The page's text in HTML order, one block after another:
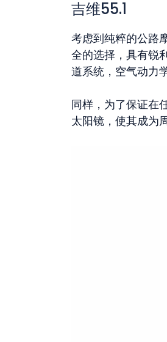
吉维55.1
考虑到纯粹的公路
全的选择，具有锐
道系统，空气动力
同样，为了保证在
太阳镜，使其成为